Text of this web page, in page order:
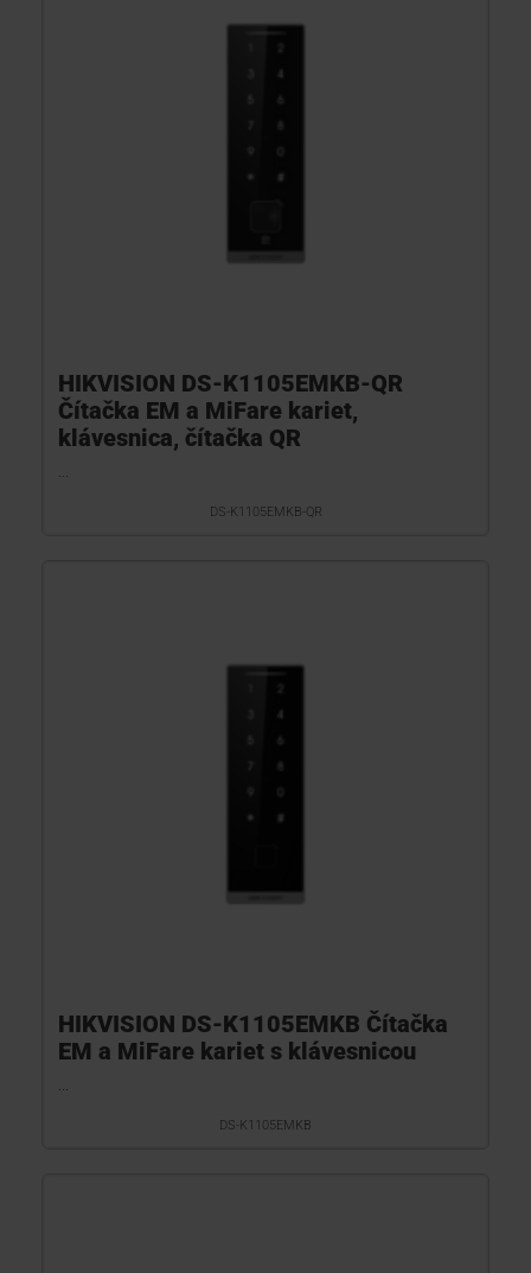
HIKVISION DS-K1105EMKB-QR
Čítačka EM a MiFare kariet,
klávesnica, čítačka QR
DS-K1105EMKB-QR
HIKVISION DS-K1105EMKB Čítačka
EM a MiFare kariet s klávesnicou
DS-K1105EMKB